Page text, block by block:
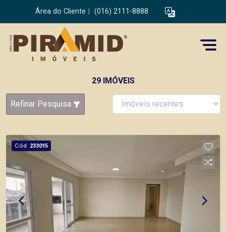
Área do Cliente (016) 2111-8888
29 IMÓVEIS
Refinar Pesquisa
Cód. 233015